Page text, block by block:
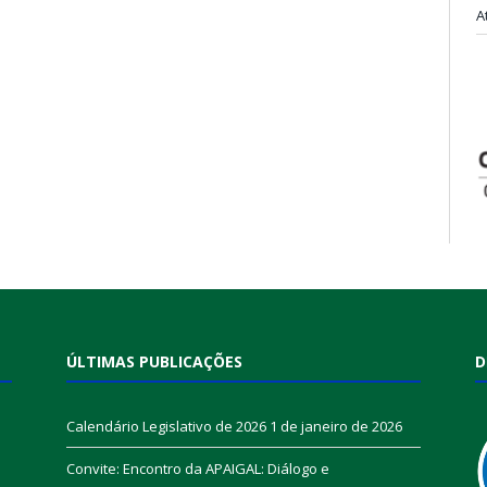
ÚLTIMAS PUBLICAÇÕES
Calendário Legislativo de 2026 1 de janeiro de 2026
Convite: Encontro da APAIGAL: Diálogo e